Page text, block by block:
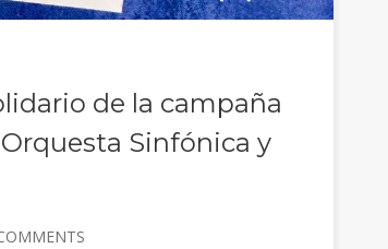
de la campaña
Sinfónica y